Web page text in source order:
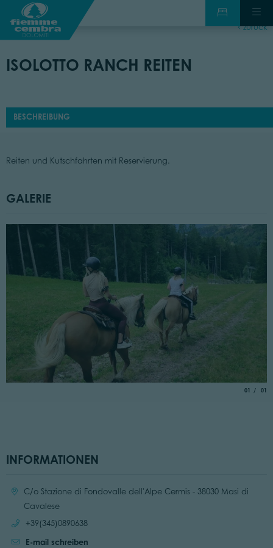
zurück
ISOLOTTO RANCH REITEN
BESCHREIBUNG
Reiten und Kutschfahrten mit Reservierung.
GALERIE
01 von
01
INFORMATIONEN
Ort:
C/o Stazione di Fondovalle dell'Alpe Cermis - 38030 Masi di
Cavalese
Anrufen:
+39(345)0890638
E-mail schreiben